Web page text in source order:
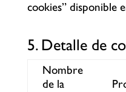
cookies” disponible
5. Detalle de
Nombre
de la